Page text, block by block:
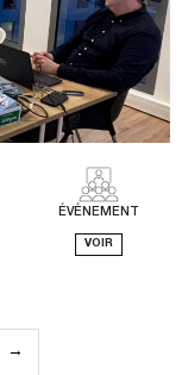
ÉVÉNEMENT
VOIR
→